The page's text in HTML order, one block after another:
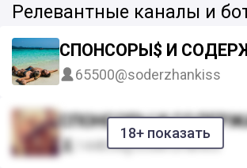
Релевантные каналы и
СПОНСОРЫ$ И
65500@soderzhankiss
18+ показать
СПОНСОРЫ И
144838@soderzhankis